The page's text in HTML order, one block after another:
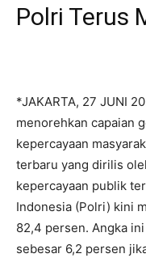
Polri Terus
*JAKARTA, 27 JUNI
menorehkan capaian
kepercayaan
terbaru yang dirilis
kepercayaan publik
Indonesia (Polri) kini
82,4 persen. Angka
sebesar 6,2 persen